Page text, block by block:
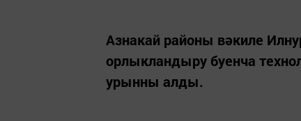
Азнакай районы вәкиле
орлыкландыру буенча
урынны алды.